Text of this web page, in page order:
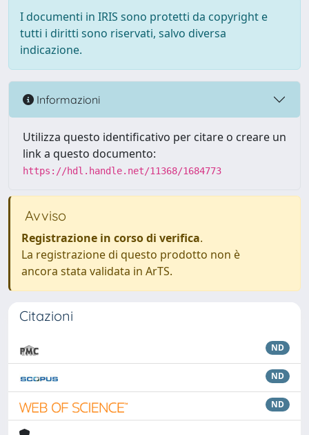
I documenti in IRIS sono protetti da copyright e
tutti i diritti sono riservati, salvo diversa
indicazione.
Informazioni
Utilizza questo identificativo per citare o creare un
link a questo documento:
https://hdl.handle.net/11368/1684773
Avviso
Registrazione in corso di verifica.
La registrazione di questo prodotto non è
ancora stata validata in ArTS.
Citazioni
ND
ND
ND